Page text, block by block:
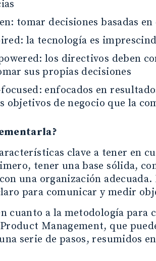
tomar decisiones basadas en
la tecnología es
los directivos deben
sus propias decisiones
enfocados en
objetivos de negocio que la
clave a tener en
tener una base sólida,
una organización
para comunicar y medir
cuanto a la metodología para
Management, que
serie de pasos, resumidos